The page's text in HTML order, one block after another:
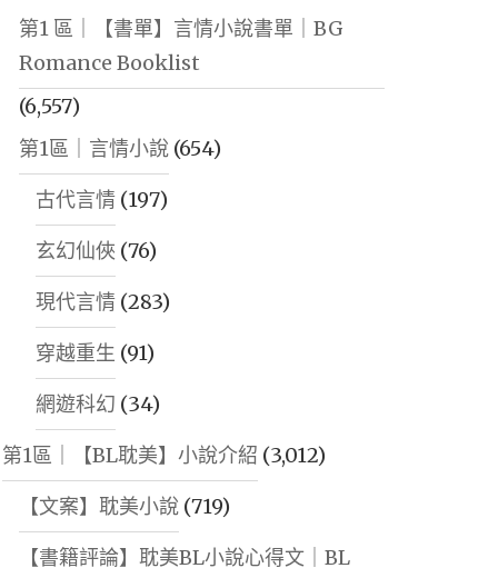
第1 區｜【書單】言情小說書單｜BG
Romance Booklist
(6,557)
第1區｜言情小說(654)
古代言情(197)
玄幻仙俠 (76)
現代言情(283)
穿越重生 (91)
網遊科幻 (34)
第1區｜【BL耽美】小說介紹 (3,012)
【文案】耽美小說(719)
【書籍評論】耽美BL小說心得文｜BL